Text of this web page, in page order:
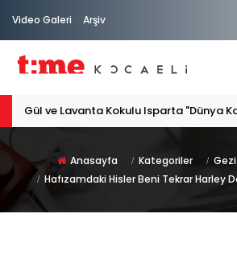
Video Galeri Arşiv
PATİLİ DOSTA HAYATIMIZA "HOŞ GELDİN" DİYORSAK
Anasayfa Kategoriler
Hafızamdaki Hisler Beni Tekrar Harley